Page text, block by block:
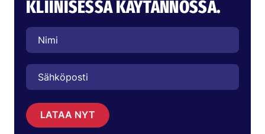
KLIINISESSÄ KÄYTÄNNÖSSÄ.
LATAA NYT